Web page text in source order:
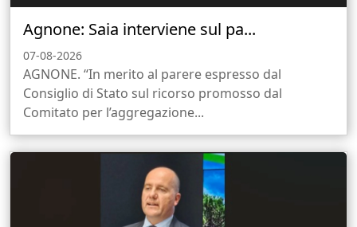
Agnone: Saia interviene sul pa...
07-08-2026
AGNONE. “In merito al parere espresso dal
Consiglio di Stato sul ricorso promosso dal
Comitato per l’aggregazione...